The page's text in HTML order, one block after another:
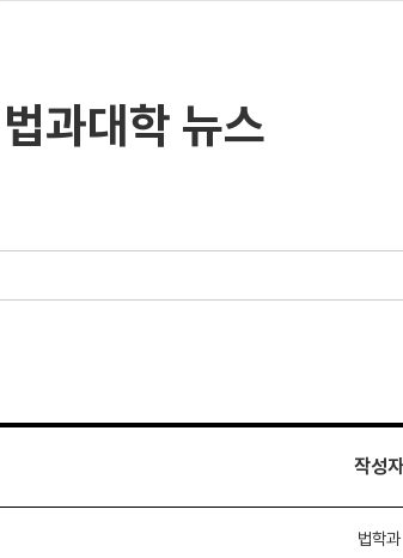
법과대학 뉴스
작성자
법학과